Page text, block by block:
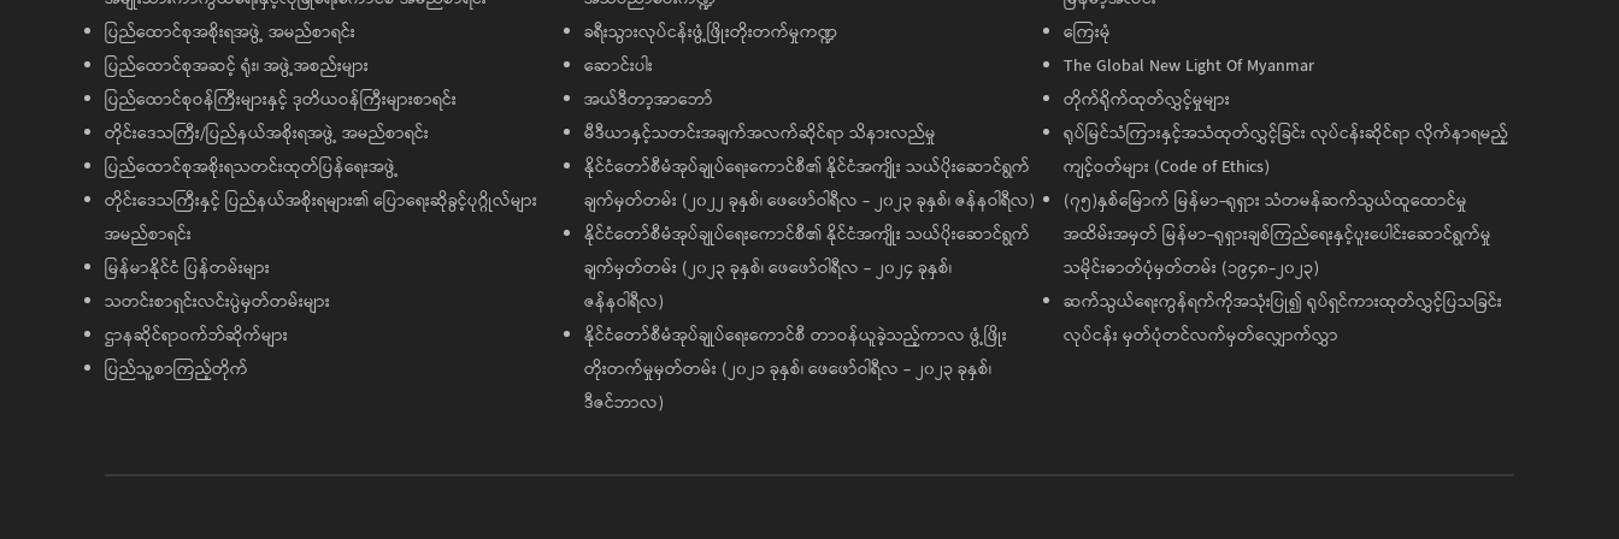
ပြည်ထောင်စုအစိုးရအဖွဲ့ အမည်စာရင်း
ပြည်ထောင်စုအဆင့် ရုံး၊ အဖွဲ့အစည်းများ
ပြည်ထောင်စုဝန်ကြီးများနှင့် ဒုတိယဝန်ကြီးများစာရင်း
တိုင်းဒေသကြီး/ပြည်နယ်အစိုးရအဖွဲ့ အမည်စာရင်း
ပြည်ထောင်စုအစိုးရသတင်းထုတ်ပြန်ရေးအဖွဲ့
တိုင်းဒေသကြီးနှင့် ပြည်နယ်အစိုးရများ၏ ပြောရေးဆိုခွင့်ပုဂ္ဂိုလ်များ
အမည်စာရင်း
မြန်မာနိုင်ငံ ပြန်တမ်းများ
သတင်းစာရှင်းလင်းပွဲမှတ်တမ်းများ
ဌာနဆိုင်ရာဝက်ဘ်ဆိုက်များ
ပြည်သူ့စာကြည့်တိုက်
ခရီးသွားလုပ်ငန်းဖွံ့ဖြိုးတိုးတက်မှုကဏ္ဍ
ဆောင်းပါး
အယ်ဒီတာ့အာဘော်
မီဒီယာနှင့်သတင်းအချက်အလက်ဆိုင်ရာ သိနားလည်မှု
နိုင်ငံတော်စီမံအုပ်ချုပ်ရေးကောင်စီ၏ နိုင်ငံအကျိုး သယ်ပိုးဆောင်ရွက်
ချက်မှတ်တမ်း (၂၀၂၂ ခုနှစ်၊ ဖေဖော်ဝါရီလ - ၂၀၂၃ ခုနှစ်၊ ဇန်နဝါရီလ)
နိုင်ငံတော်စီမံအုပ်ချုပ်ရေးကောင်စီ၏ နိုင်ငံအကျိုး သယ်ပိုးဆောင်ရွက်
ချက်မှတ်တမ်း (၂၀၂၃ ခုနှစ်၊ ဖေဖော်ဝါရီလ - ၂၀၂၄ ခုနှစ်၊
ဇန်နဝါရီလ)
နိုင်ငံတော်စီမံအုပ်ချုပ်ရေးကောင်စီ တာဝန်ယူခဲ့သည့်ကာလ ဖွံ့ဖြိုး
တိုးတက်မှုမှတ်တမ်း (၂၀၂၁ ခုနှစ်၊ ဖေဖော်ဝါရီလ - ၂၀၂၃ ခုနှစ်၊
ဒီဇင်ဘာလ)
ကြေးမုံ
The Global New Light Of Myanmar
တိုက်ရိုက်ထုတ်လွှင့်မှုများ
ရုပ်မြင်သံကြားနှင့်အသံထုတ်လွှင့်ခြင်း လုပ်ငန်းဆိုင်ရာ လိုက်နာရမည့်
ကျင့်ဝတ်များ (Code of Ethics)
(၇၅)နှစ်မြောက် မြန်မာ-ရုရှား သံတမန်ဆက်သွယ်ထူထောင်မှု
အထိမ်းအမှတ် မြန်မာ-ရုရှားချစ်ကြည်ရေးနှင့်ပူးပေါင်းဆောင်ရွက်မှု
သမိုင်းဓာတ်ပုံမှတ်တမ်း (၁၉၄၈-၂၀၂၃)
ဆက်သွယ်ရေးကွန်ရက်ကိုအသုံးပြု၍ ရုပ်ရှင်ကားထုတ်လွှင့်ပြသခြင်း
လုပ်ငန်း မှတ်ပုံတင်လက်မှတ်လျှောက်လွှာ